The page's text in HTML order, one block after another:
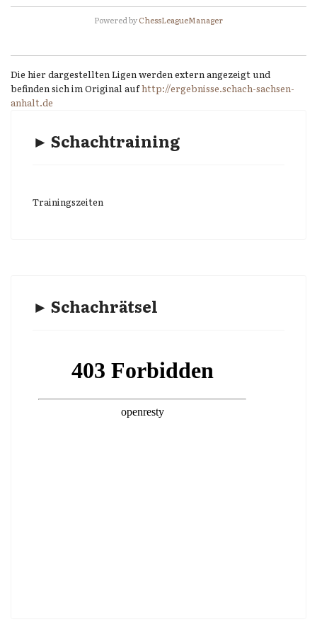
Powered byChessLeagueManager
Die hier dargestellten Ligen werden extern angezeigt und
befinden sich im Original aufhttp://ergebnisse.schach-sachsen-
anhalt.de
► Schachtraining
Trainingszeiten
► Schachrätsel